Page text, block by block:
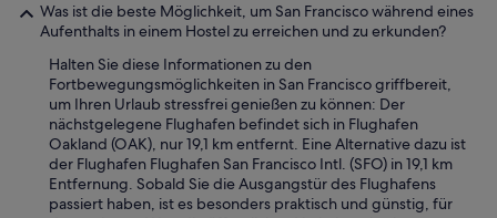
Was ist die beste Möglichkeit, um San Francisco während eines
Aufenthalts in einem Hostel zu erreichen und zu erkunden?
Halten Sie diese Informationen zu den
Fortbewegungsmöglichkeiten in San Francisco griffbereit,
um Ihren Urlaub stressfrei genießen zu können: Der
nächstgelegene Flughafen befindet sich in Flughafen
Oakland (OAK), nur 19,1 km entfernt. Eine Alternative dazu ist
der Flughafen Flughafen San Francisco Intl. (SFO) in 19,1 km
Entfernung. Sobald Sie die Ausgangstür des Flughafens
passiert haben, ist es besonders praktisch und günstig, für